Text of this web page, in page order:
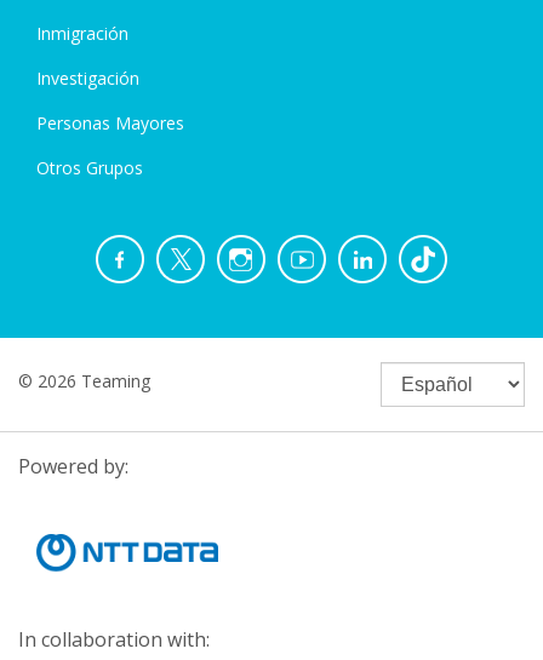
Inmigración
Investigación
Personas Mayores
Otros Grupos
© 2026 Teaming
Powered by:
In collaboration with: